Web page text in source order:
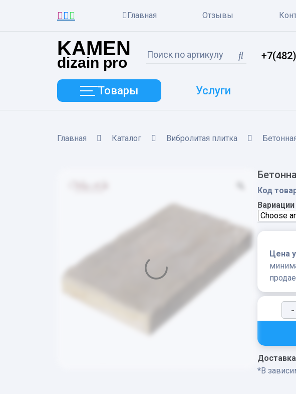
Главная Отзывы
KAMEN
dizain pro
Товары Услуги
Главная Каталог Вибролитая плитка
Код
Вариации
Цена
45
-
*В